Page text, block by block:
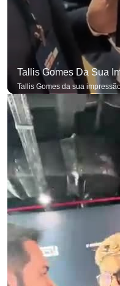
Tallis Gomes Da Sua